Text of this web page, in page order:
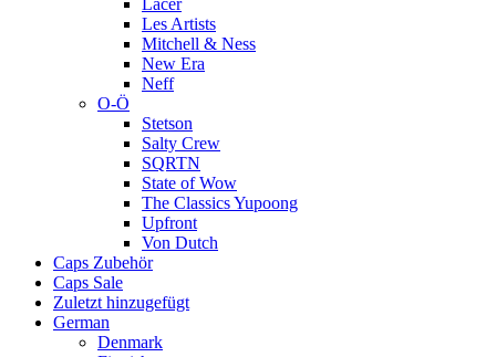
Lacer
Les Artists
Mitchell & Ness
New Era
Neff
O-Ö
Stetson
Salty Crew
SQRTN
State of Wow
The Classics Yupoong
Upfront
Von Dutch
Caps Zubehör
Caps Sale
Zuletzt hinzugefügt
German
Denmark